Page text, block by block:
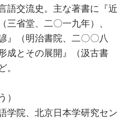
語交流史。主な著書に『近
省堂、二〇一九年）、
』（明治書院、二〇〇八
成とその展開』（汲古書
）
学院、北京日本学研究セン